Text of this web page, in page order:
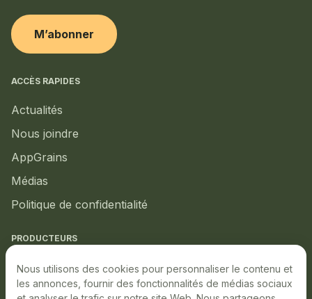
M’abonner
ACCÈS RAPIDES
Actualités
Nous joindre
AppGrains
Médias
Politique de confidentialité
PRODUCTEURS
Marché local
Marché boursier
Nous utilisons des cookies pour personnaliser le contenu et
les annonces, fournir des fonctionnalités de médias sociaux